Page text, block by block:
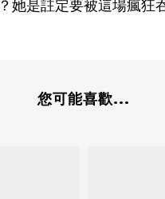
她是註定要被這場瘋狂
您可能喜歡...